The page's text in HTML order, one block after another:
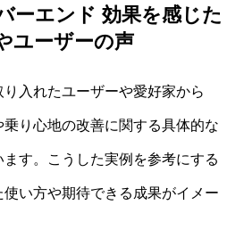
ーエンド 効果を感じた
ユーザーの声
入れたユーザーや愛好家から
り心地の改善に関する具体的な
す。こうした実例を参考にする
い方や期待できる成果がイメー